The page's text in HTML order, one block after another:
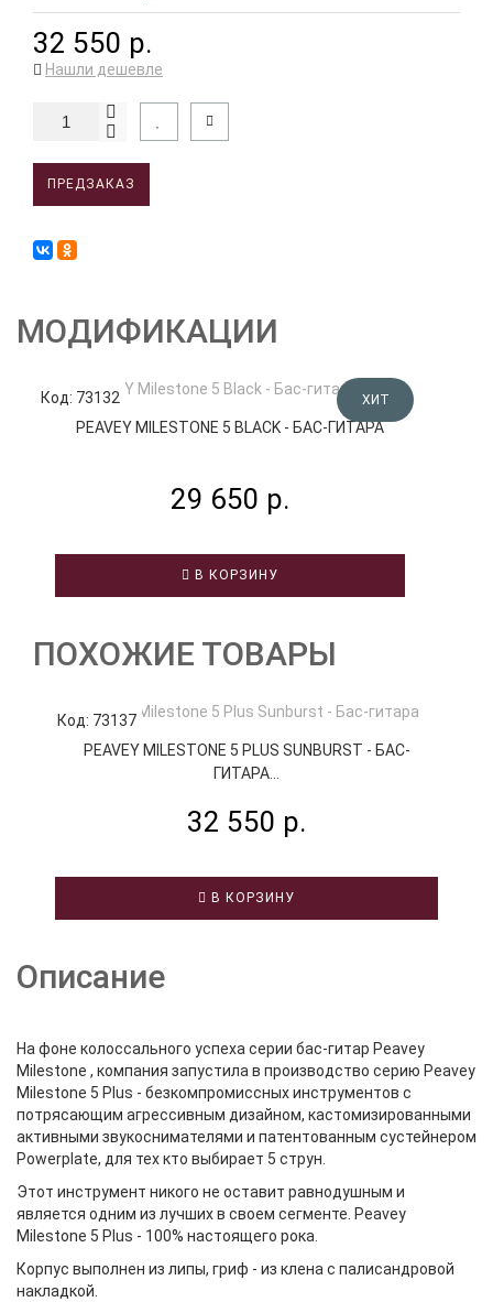
32 550 р.
Нашли дешевле
ПРЕДЗАКАЗ
МОДИФИКАЦИИ
Код: 73132 ХИТ
PEAVEY MILESTONE 5 BLACK - БАС-ГИТАРА
29 650 р.
В КОРЗИНУ
ПОХОЖИЕ ТОВАРЫ
Код: 73137
PEAVEY MILESTONE 5 PLUS SUNBURST - БАС-
ГИТАРА...
32 550 р.
В КОРЗИНУ
Описание
На фоне колоссального успеха серии бас-гитар Peavey
Milestone , компания запустила в производство серию Peavey
Milestone 5 Plus - безкомпромиссных инструментов с
потрясающим агрессивным дизайном, кастомизированными
активными звукоснимателями и патентованным сустейнером
Powerplate, для тех кто выбирает 5 струн.
Этот инструмент никого не оставит равнодушным и
является одним из лучших в своем сегменте. Peavey
Milestone 5 Plus - 100% настоящего рока.
Корпус выполнен из липы, гриф - из клена с палисандровой
накладкой.